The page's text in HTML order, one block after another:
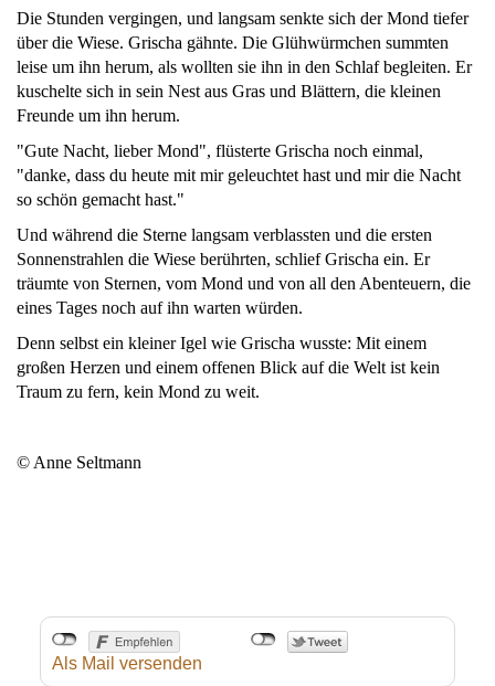
Die Stunden vergingen, und langsam senkte sich der Mond tiefer
über die Wiese. Grischa gähnte. Die Glühwürmchen summten
leise um ihn herum, als wollten sie ihn in den Schlaf begleiten. Er
kuschelte sich in sein Nest aus Gras und Blättern, die kleinen
Freunde um ihn herum.
"Gute Nacht, lieber Mond", flüsterte Grischa noch einmal,
"danke, dass du heute mit mir geleuchtet hast und mir die Nacht
so schön gemacht hast."
Und während die Sterne langsam verblassten und die ersten
Sonnenstrahlen die Wiese berührten, schlief Grischa ein. Er
träumte von Sternen, vom Mond und von all den Abenteuern, die
eines Tages noch auf ihn warten würden.
Denn selbst ein kleiner Igel wie Grischa wusste: Mit einem
großen Herzen und einem offenen Blick auf die Welt ist kein
Traum zu fern, kein Mond zu weit.
© Anne Seltmann
Als Mail versenden